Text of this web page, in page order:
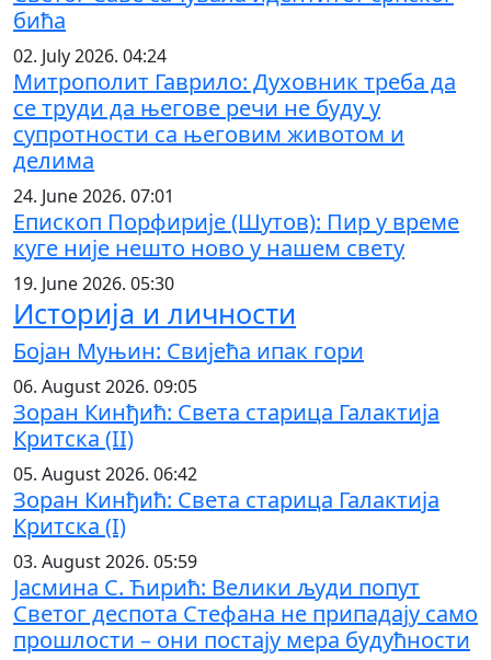
бића
02. July 2026. 04:24
Митрополит Гаврило: Духовник треба да
се труди да његове речи не буду у
супротности са његовим животом и
делима
24. June 2026. 07:01
Епископ Порфирије (Шутов): Пир у време
куге није нешто ново у нашем свету
19. June 2026. 05:30
Историја и личности
Бојан Муњин: Свијећа ипак гори
06. August 2026. 09:05
Зоран Кинђић: Света старица Галактија
Критска (II)
05. August 2026. 06:42
Зоран Кинђић: Света старица Галактија
Критска (I)
03. August 2026. 05:59
Јасмина С. Ћирић: Велики људи попут
Светог деспота Стефана не припадају само
прошлости – они постају мера будућности